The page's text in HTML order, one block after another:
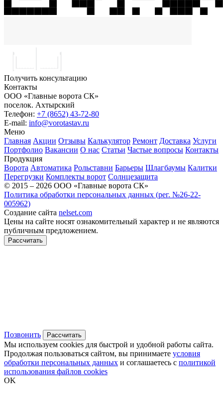
Получить консультацию
Контакты
ООО «Главные ворота СК»
поселок. Ахтырский
Телефон: +7 (8652) 43-72-80
E-mail: info@vorotastav.ru
Меню
Главная Акции Отзывы Калькулятор Ремонт Доставка Услуги
Портфолио Вакансии О нас Статьи Частые вопросы Контакты
Продукция
Ворота Автоматика Рольставни Барьеры Шлагбаумы Калитки
Перегрузки Комплекты ворот Солнцезащита
© 2015 – 2026 ООО «Главные ворота СК»
Политика обработки персональных данных (рег. №26-22-
005962)
Создание сайта nelset.com
Цены на сайте носят ознакомительный характер и не являются
публичным предложением.
Рассчитать
Позвонить Рассчитать
Мы используем cookies для быстрой и удобной работы сайта.
Продолжая пользоваться сайтом, вы принимаете условия
обработки персональных данных и соглашаетесь с политикой
использования файлов cookies
OK